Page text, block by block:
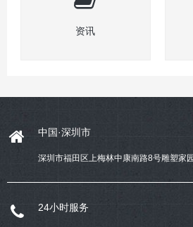
资讯
中国·深圳市
深圳市福田区上梅林中康南路8号雕塑家
24小时服务